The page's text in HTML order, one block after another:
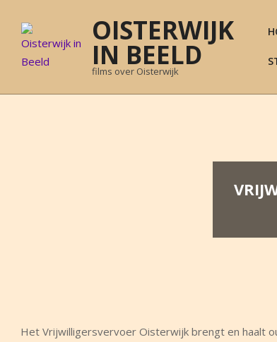
content
OISTERWIJK
IN BEELD
films over Oisterwijk
Het Vrijwilligersvervoer Oisterwijk brengt en haalt